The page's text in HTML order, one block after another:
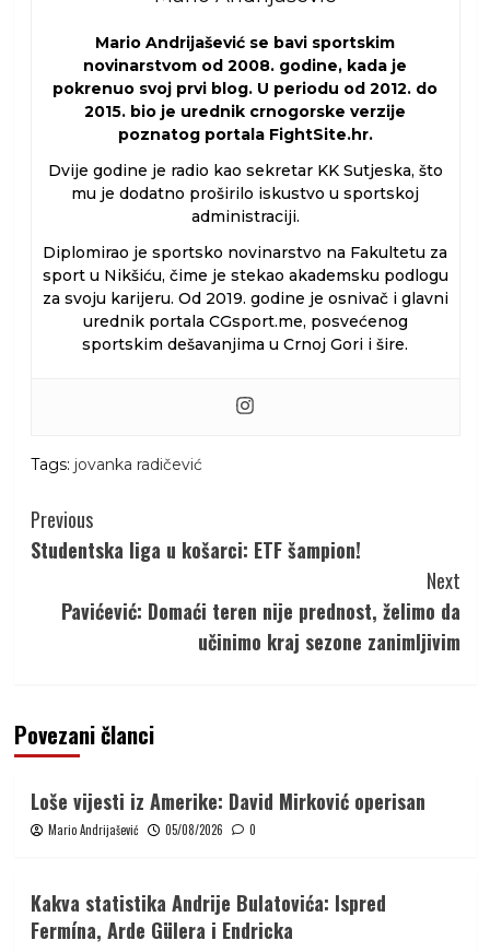
Mario Andrijašević se bavi sportskim
novinarstvom od 2008. godine, kada je
pokrenuo svoj prvi blog. U periodu od 2012. do
2015. bio je urednik crnogorske verzije
poznatog portala FightSite.hr.
Dvije godine je radio kao sekretar KK Sutjeska, što
mu je dodatno proširilo iskustvo u sportskoj
administraciji.
Diplomirao je sportsko novinarstvo na Fakultetu za
sport u Nikšiću, čime je stekao akademsku podlogu
za svoju karijeru. Od 2019. godine je osnivač i glavni
urednik portala CGsport.me, posvećenog
sportskim dešavanjima u Crnoj Gori i šire.
Tags: jovanka radičević
Continue
Reading
Previous
Studentska liga u košarci: ETF šampion!
Next
Pavićević: Domaći teren nije prednost, želimo da
učinimo kraj sezone zanimljivim
Povezani članci
Loše vijesti iz Amerike: David Mirković operisan
Mario Andrijašević 05/08/2026 0
Kakva statistika Andrije Bulatovića: Ispred
Fermína, Arde Gülera i Endricka